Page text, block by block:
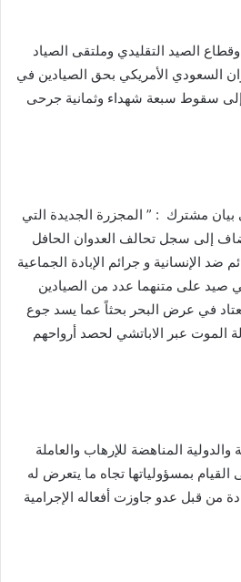
الصيد التقليدي وملتقى الصياد
السعودي الأمريكي بحق الصيادين في
سقوط سبعة شهداء وثمانية جرحى
بيان مشترك : ” المجزرة الجديدة التي
إلى سجل تحالف العدوان الحافل
ضد الإنسانية و جرائم الإبادة الجماعية
صيد على متنهما عدد من الصيادين
في عرض البحر بحثاً عما يسد جوع
الموت عبر الاباتشي لحصد أرواحهم
المناهضة للإرهاب والعاملة
بمسؤولياتها تجاه ما يتعرض له
من قبل عدو جاوزت أفعاله الإجرامية